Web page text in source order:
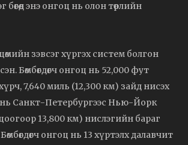
бөгөөд энэ онгоц нь олон төрлийн
цөмийн зэвсэг хүргэх систем болгон
Бөмбөгдөгч онгоц нь 52,000 фут
хүрч, 7,640 миль (12,300 км) зайд нисэх
нь Санкт-Петербургээс Нью-Йорк
13,800 км) нислэгийн бараг
онгоц нь 13 хүртэлх далавчит